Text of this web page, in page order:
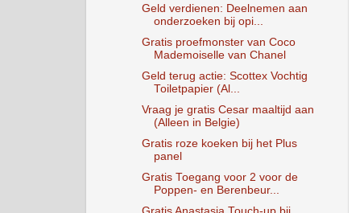
Geld verdienen: Deelnemen aan
onderzoeken bij opi...
Gratis proefmonster van Coco
Mademoiselle van Chanel
Geld terug actie: Scottex Vochtig
Toiletpapier (Al...
Vraag je gratis Cesar maaltijd aan
(Alleen in Belgie)
Gratis roze koeken bij het Plus
panel
Gratis Toegang voor 2 voor de
Poppen- en Berenbeur...